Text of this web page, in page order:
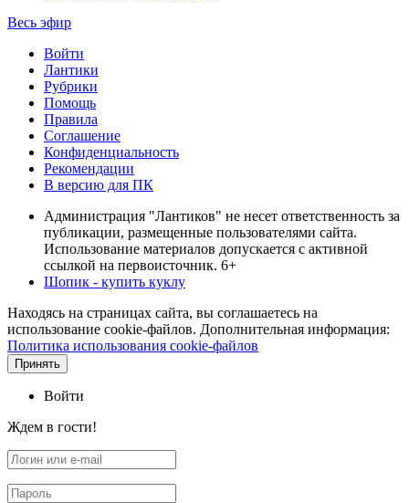
Весь эфир
Войти
Лантики
Рубрики
Помощь
Правила
Соглашение
Конфиденциальность
Рекомендации
В версию для ПК
Администрация "Лантиков" не несет ответственность за
публикации, размещенные пользователями сайта.
Использование материалов допускается с активной
ссылкой на первоисточник. 6+
Шопик - купить куклу
Находясь на страницах сайта, вы соглашаетесь на
использование cookie-файлов. Дополнительная информация:
Политика использования cookie-файлов
Принять
Войти
Ждем в гости!